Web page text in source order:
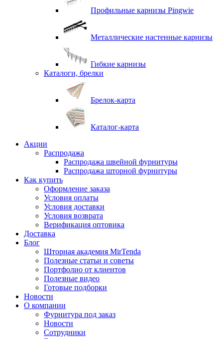
Профильные карнизы Pingwie
Металлические настенные карнизы
Гибкие карнизы
Каталоги, брелки
Брелок-карта
Каталог-карта
Акции
Распродажа
Распродажа швейной фурнитуры
Распродажа шторной фурнитуры
Как купить
Оформление заказа
Условия оплаты
Условия доставки
Условия возврата
Верификация оптовика
Доставка
Блог
Шторная академия MirTenda
Полезные статьи и советы
Портфолио от клиентов
Полезные видео
Готовые подборки
Новости
О компании
Фурнитура под заказ
Новости
Сотрудники